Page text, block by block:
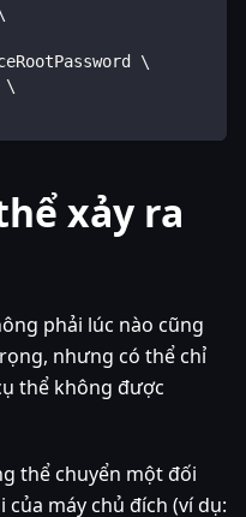
\
\
xảy ra
phải lúc nào cũng
nhưng có thể chỉ
thể không được
thể chuyển một đối
máy chủ đích (ví dụ: